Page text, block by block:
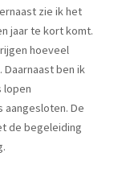
zie ik het
jaar te kort komt.
hoeveel
ben ik
lopen
De
de begeleiding